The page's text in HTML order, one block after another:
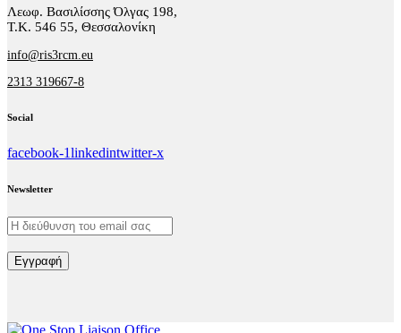
Λεωφ. Βασιλίσσης Όλγας 198,
Τ.Κ. 546 55, Θεσσαλονίκη
info@ris3rcm.eu
2313 319667-8
Social
facebook-1linkedintwitter-x
Newsletter
Εγγραφή